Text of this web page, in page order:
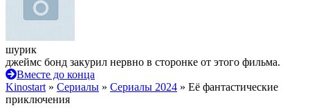
шурик
джеймс бонд закурил нервно в сторонке от этого фильма.
Вместе до конца
Kinostart » Сериалы » Сериалы 2024 » Её фантастические
приключения